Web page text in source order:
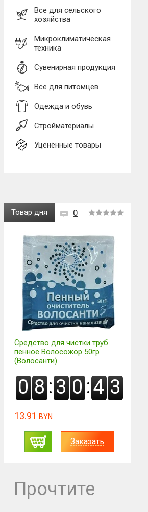
Все для сельского
хозяйства
Микроклиматическая
техника
Сувенирная продукция
Все для питомцев
Одежда и обувь
Стройматериалы
Уценённые товары
0
Товар дня
Средство для чистки труб
пенное Волосожор 50гр
(Волосанти)
0 8:3 0:4 2
13.91 BYN
Заказать
Прочтите